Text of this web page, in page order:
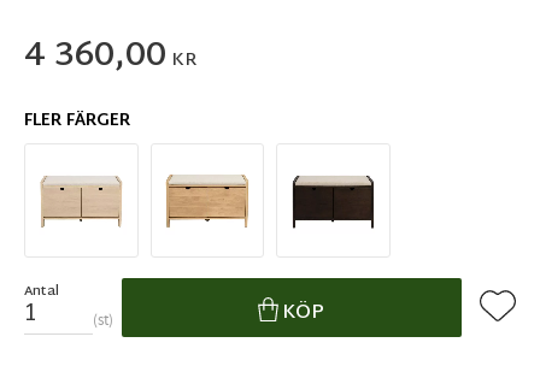
4 360,00 KR
FLER FÄRGER
Antal
st KÖP Lägg